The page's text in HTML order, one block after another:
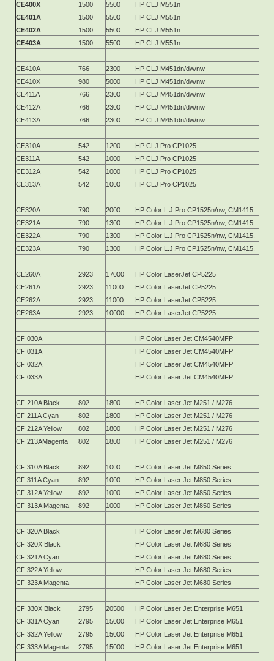
CE400X
1500 5500
HP CLJ M551n
CE401A
1500 5500
HP CLJ M551n
CE402A
1500 5500
HP CLJ M551n
CE403A
1500 5500 HP CLJ M551n
CE410A 766 2300
HP СLJ M451dn/dw/nw
CE410X
980 5000
HP СLJ M451dn/dw/nw
CE411A
766 2300
HP СLJ M451dn/dw/nw
CE412A
766 2300
HP СLJ M451dn/dw/nw
CE413A
766 2300 HP СLJ M451dn/dw/nw
CE310A 542 1200
HP СLJ Pro CP1025
CE311A
542 1000
HP СLJ Pro CP1025
CE312A
542 1000
HP СLJ Pro CP1025
CE313A
542 1000 HP СLJ Pro CP1025
CE320A 790 2000
HP Color L.J.Pro CP1525n/nw, CM1415.
CE321A
790 1300
HP Color L.J.Pro CP1525n/nw, CM1415.
CE322A
790 1300
HP Color L.J.Pro CP1525n/nw, CM1415.
CE323A
790 1300 HP Color L.J.Pro CP1525n/nw, CM1415.
СЕ260А 2923 17000
HP Color LaserJet CP5225
СЕ261А
2923 11000
HP Color LaserJet CP5225
СЕ262А
2923 11000
HP Color LaserJet CP5225
СЕ263А
2923 10000 HP Color LaserJet CP5225
CF 030A
HP Color Laser Jet CM4540MFP
CF 031A
HP Color Laser Jet CM4540MFP
CF 032A
HP Color Laser Jet CM4540MFP
CF 033A
HP Color Laser Jet CM4540MFP
CF 210A Black 802 1800
HP Color Laser Jet M251 / M276
CF 211A Cyan
802 1800
HP Color Laser Jet M251 / M276
CF 212A Yellow
802 1800
HP Color Laser Jet M251 / M276
CF 213AMagenta
802 1800 HP Color Laser Jet M251 / M276
CF 310A Black 892 1000
HP Color Laser Jet M850 Series
CF 311A Cyan
892 1000
HP Color Laser Jet M850 Series
CF 312A Yellow
892 1000
HP Color Laser Jet M850 Series
CF 313A Magenta
892 1000 HP Color Laser Jet M850 Series
CF 320A Black
HP Color Laser Jet M680 Series
CF 320X Black
HP Color Laser Jet M680 Series
CF 321A Cyan
HP Color Laser Jet M680 Series
CF 322A Yellow
HP Color Laser Jet M680 Series
CF 323A Magenta
HP Color Laser Jet M680 Series
CF 330X Black 2795 20500
HP Color Laser Jet Enterprise M651
CF 331A Cyan
2795 15000
HP Color Laser Jet Enterprise M651
CF 332A Yellow
2795 15000
HP Color Laser Jet Enterprise M651
CF 333A Magenta
2795 15000 HP Color Laser Jet Enterprise M651